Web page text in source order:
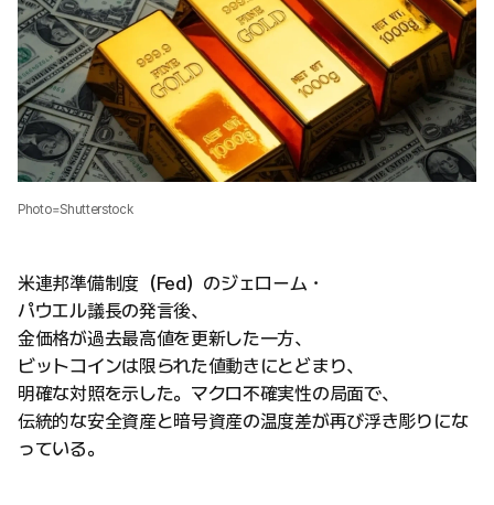
Photo=Shutterstock
米連邦準備制度（Fed）のジェローム・
パウエル議長の発言後、
金価格が過去最高値を更新した一方、
ビットコインは限られた値動きにとどまり、
明確な対照を示した。マクロ不確実性の局面で、
伝統的な安全資産と暗号資産の温度差が再び浮き彫りにな
っている。